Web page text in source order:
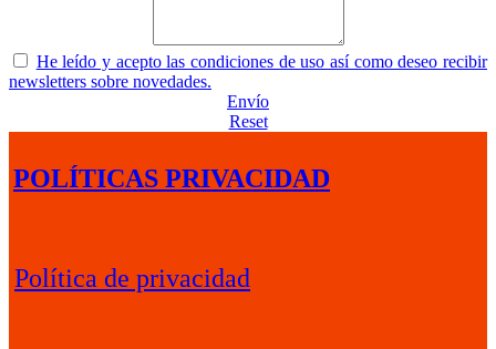
He leído y acepto las condiciones de uso así como deseo recibir
newsletters sobre novedades.
Envío
Reset
POLÍTICAS PRIVACIDAD
Política de privacidad